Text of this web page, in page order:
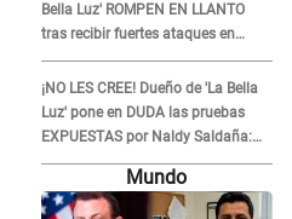
Bella Luz' ROMPEN EN LLANTO
tras recibir fuertes ataques en
redes por DENUNCIA de acoso
contra Naldy Saldaña
¡NO LES CREE! Dueño de 'La Bella
Luz' pone en DUDA las pruebas
EXPUESTAS por Naldy Saldaña:
“Quizá se han editado...”
Mundo